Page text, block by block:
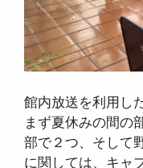
館内放送を利用し
まず夏休みの間の
部で２つ、そして
に関しては、キャ